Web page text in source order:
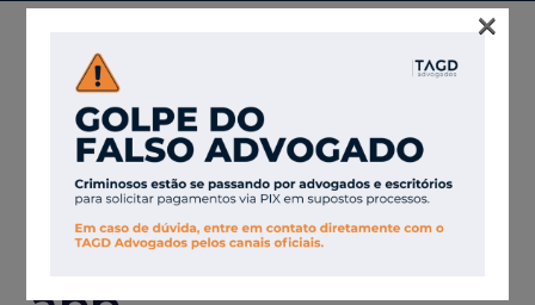
13/05/2026 TAGD Advogados
TikTok avança no
turismo com
reservas dentro do
×